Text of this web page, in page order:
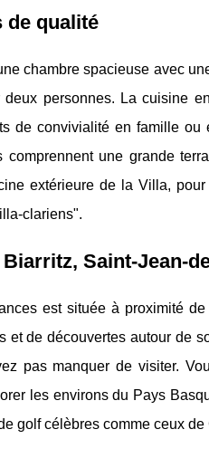
de qualité
chambre spacieuse avec
deux personnes. La cuisine
de convivialité en famille
comprennent une grande
extérieure de la Villa,
clariens".
Saint-Jean-
est située à proximité
et de découvertes autour de
pas manquer de visiter.
les environs du Pays
golf célèbres comme ceux